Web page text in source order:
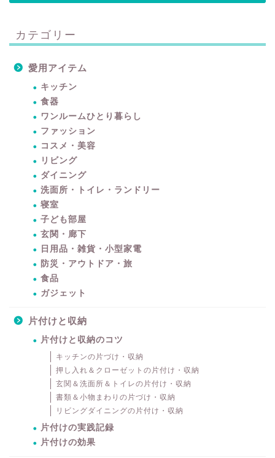
カテゴリー
愛用アイテム
キッチン
食器
ワンルームひとり暮らし
ファッション
コスメ・美容
リビング
ダイニング
洗面所・トイレ・ランドリー
寝室
子ども部屋
玄関・廊下
日用品・雑貨・小型家電
防災・アウトドア・旅
食品
ガジェット
片付けと収納
片付けと収納のコツ
キッチンの片づけ・収納
押し入れ＆クローゼットの片付け・収納
玄関＆洗面所＆トイレの片付け・収納
書類＆小物まわりの片づけ・収納
リビングダイニングの片付け・収納
片付けの実践記録
片付けの効果